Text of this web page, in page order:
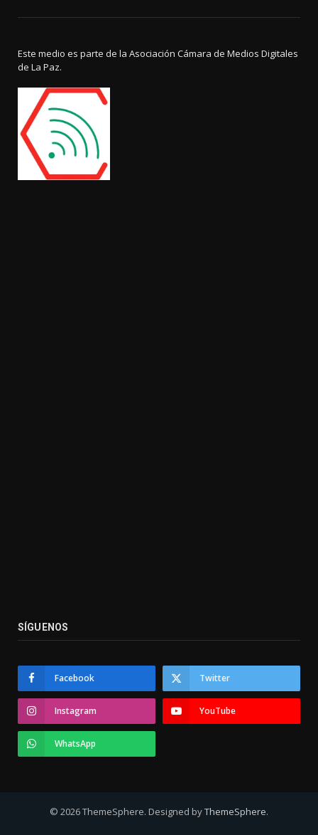
Este medio es parte de la Asociación Cámara de Medios Digitales
de La Paz.
SÍGUENOS
Facebook Twitter
Instagram YouTube
WhatsApp
© 2026 ThemeSphere. Designed byThemeSphere.